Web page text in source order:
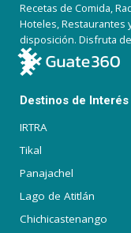
Recetas de Comida,
Hoteles, Restaurantes
disposición. Disfruta
Destinos de
IRTRA
Tikal
Panajachel
Lago de Atitlán
Chichicastenango